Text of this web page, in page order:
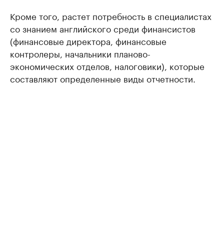
Кроме того, растет потребность в специалистах
со знанием английского среди финансистов
(финансовые директора, финансовые
контролеры, начальники планово-
экономических отделов, налоговики), которые
составляют определенные виды отчетности.